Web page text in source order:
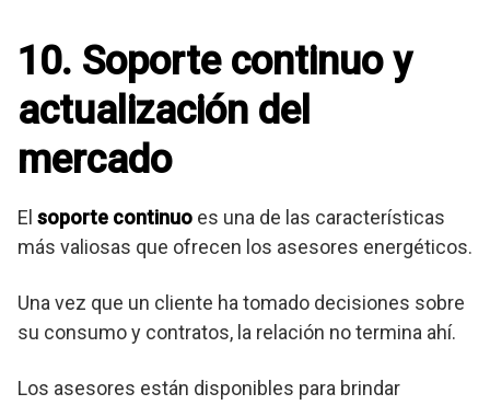
10. Soporte continuo y
actualización del
mercado
El soporte continuo es una de las características
más valiosas que ofrecen los asesores energéticos.
Una vez que un cliente ha tomado decisiones sobre
su consumo y contratos, la relación no termina ahí.
Los asesores están disponibles para brindar